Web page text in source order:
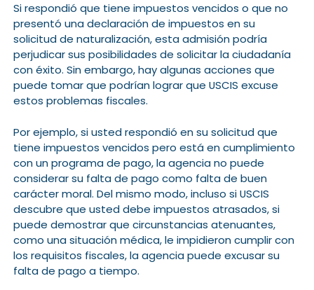
Si respondió que tiene impuestos vencidos o que no
presentó una declaración de impuestos en su
solicitud de naturalización, esta admisión podría
perjudicar sus posibilidades de solicitar la ciudadanía
con éxito. Sin embargo, hay algunas acciones que
puede tomar que podrían lograr que USCIS excuse
estos problemas fiscales.
Por ejemplo, si usted respondió en su solicitud que
tiene impuestos vencidos pero está en cumplimiento
con un programa de pago, la agencia no puede
considerar su falta de pago como falta de buen
carácter moral. Del mismo modo, incluso si USCIS
descubre que usted debe impuestos atrasados, si
puede demostrar que circunstancias atenuantes,
como una situación médica, le impidieron cumplir con
los requisitos fiscales, la agencia puede excusar su
falta de pago a tiempo.